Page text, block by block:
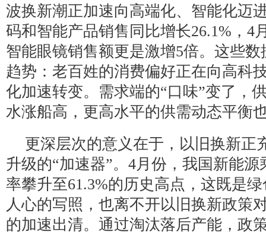
波换新潮正加速向高端化、智能化迈
码和智能产品销售同比增长26.1%，4
智能眼镜销售额更是激增5倍。这些
趋势：老百姓的消费偏好正在向高科
化加速转变。需求端的“口味”变了，
水涨船高，更高水平的供需动态平衡
更深层次的意义在于，以旧换新正
升级的“加速器”。4月份，我国新能
率攀升至61.3%的历史高点，这既是
人心的写照，也离不开以旧换新政策
的加速出清。通过淘汰落后产能，政